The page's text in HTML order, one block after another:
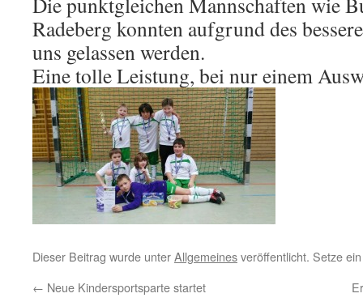
Radeberg konnten aufgrund des
uns gelassen werden.
Eine tolle Leistung, bei nur einem
Dieser Beitrag wurde unterAllgemeinesveröffentlicht. Setze
← Neue Kindersportsparte startet